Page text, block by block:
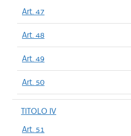
Art. 47
Art. 48
Art. 49
Art. 50
TITOLO IV
Art. 51